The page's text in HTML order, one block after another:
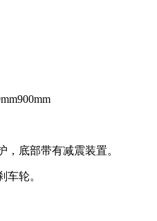
底部带有减震装置。
车轮。